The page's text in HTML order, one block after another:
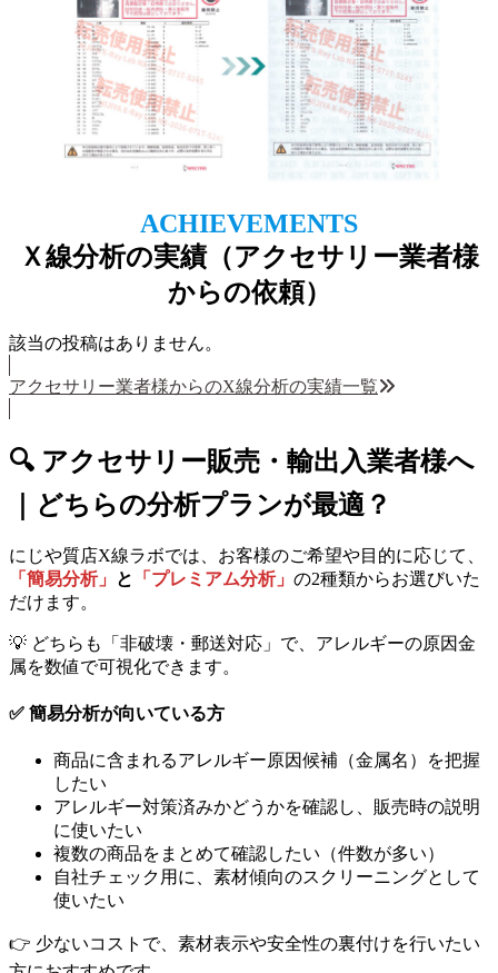
ACHIEVEMENTS
Ｘ線分析の実績（アクセサリー業者様
からの依頼）
該当の投稿はありません。
アクセサリー業者様からのX線分析の実績一覧
🔍 アクセサリー販売・輸出入業者様へ
｜どちらの分析プランが最適？
にじや質店X線ラボでは、お客様のご希望や目的に応じて、
「簡易分析」
と 「プレミアム分析」 の2種類からお選びいた
だけます。
💡 どちらも「非破壊・郵送対応」で、アレルギーの原因金
属を数値で可視化できます。
✅ 簡易分析が向いている方
商品に含まれるアレルギー原因候補（金属名）を把握
したい
アレルギー対策済みかどうかを確認し、販売時の説明
に使いたい
複数の商品をまとめて確認したい（件数が多い）
自社チェック用に、素材傾向のスクリーニングとして
使いたい
👉 少ないコストで、素材表示や安全性の裏付けを行いたい